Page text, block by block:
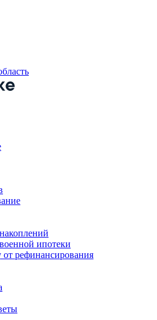
ипотеки
от рефинансирования